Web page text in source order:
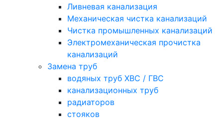
Ливневая канализация
Механическая чистка канализаций
Чистка промышленных канализаций
Электромеханическая прочистка
канализаций
Замена труб
водяных труб ХВС / ГВС
канализационных труб
радиаторов
стояков